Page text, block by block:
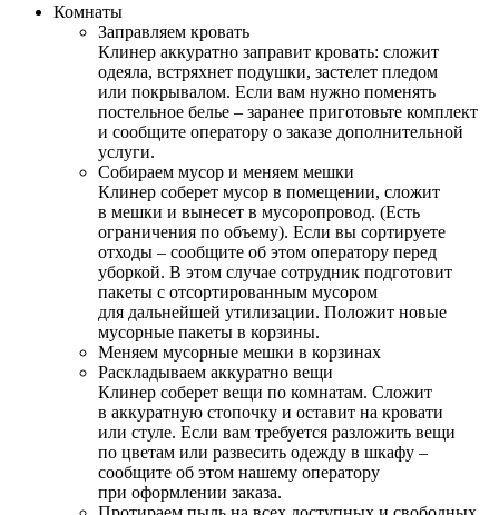
Комнаты
Заправляем кровать
Клинер аккуратно заправит кровать: сложит
одеяла, встряхнет подушки, застелет пледом
или покрывалом. Если вам нужно поменять
постельное белье – заранее приготовьте комплект
и сообщите оператору о заказе дополнительной
услуги.
Собираем мусор и меняем мешки
Клинер соберет мусор в помещении, сложит
в мешки и вынесет в мусоропровод. (Есть
ограничения по объему). Если вы сортируете
отходы – сообщите об этом оператору перед
уборкой. В этом случае сотрудник подготовит
пакеты с отсортированным мусором
для дальнейшей утилизации. Положит новые
мусорные пакеты в корзины.
Меняем мусорные мешки в корзинах
Раскладываем аккуратно вещи
Клинер соберет вещи по комнатам. Сложит
в аккуратную стопочку и оставит на кровати
или стуле. Если вам требуется разложить вещи
по цветам или развесить одежду в шкафу –
сообщите об этом нашему оператору
при оформлении заказа.